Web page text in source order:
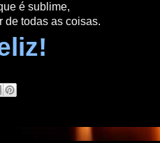
é sublime,
de todas as coisas.